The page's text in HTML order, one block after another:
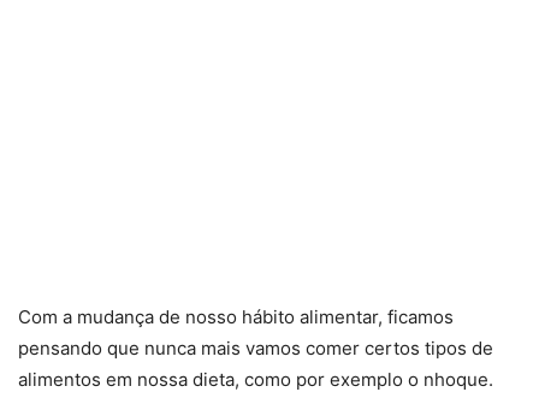
Com a mudança de nosso hábito alimentar, ficamos
pensando que nunca mais vamos comer certos tipos de
alimentos em nossa dieta, como por exemplo o nhoque.